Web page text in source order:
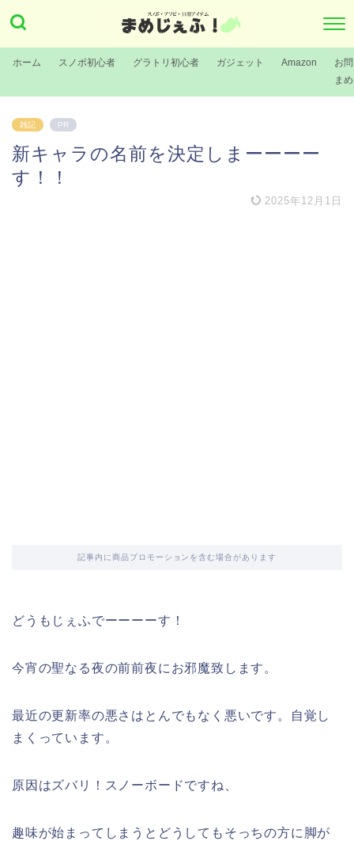
ホーム スノボ初心者 グラトリ初心者 ガジェット Amazon
お
ま
雑記 PR
新キャラの名前を決定しまーーーー
す！！
2025年12月1日
記事内に商品プロモーションを含む場合があります
どうもじぇふでーーーーす！
今宵の聖なる夜の前前夜にお邪魔致します。
最近の更新率の悪さはとんでもなく悪いです。自覚し
まくっています。
原因はズバリ！スノーボードですね、
趣味が始まってしまうとどうしてもそっちの方に脚が